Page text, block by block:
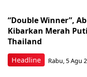
Headline
“Double Winner”,
Kibarkan Merah
Thailand
Rabu, 5 Agu